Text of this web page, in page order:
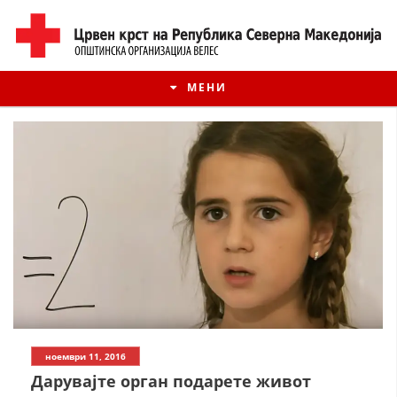
МЕНИ
ИСТОРИЈАТ НА ЦКРМ
ИСТОРИЈАТ НА ДВИЖЕЊЕТО
ноември 11, 2016
Дарувајте орган подарете живот